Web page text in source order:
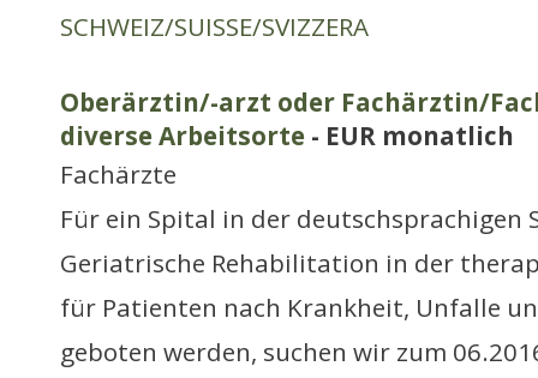
SCHWEIZ/SUISSE/SVIZZERA
Oberärztin/-arzt oder Fachärztin/
diverse Arbeitsorte - EUR monatlich
Fachärzte
Für ein Spital in der deutschsprachigen
Geriatrische Rehabilitation in der
für Patienten nach Krankheit, Unfalle
geboten werden, suchen wir zum